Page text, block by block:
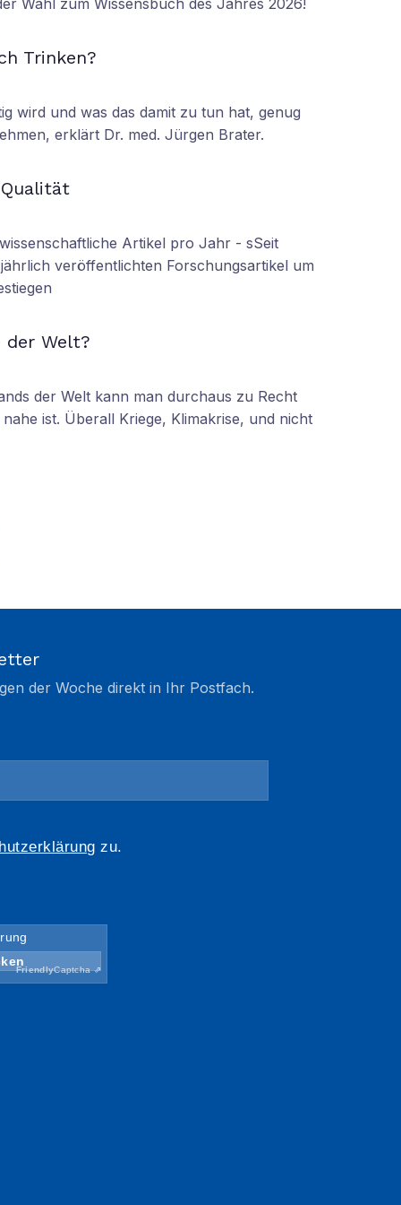
Wahl zum Wissensbuch des Jahres 2026!
Trinken?
wird und was das damit zu tun hat, genug
erklärt Dr. med. Jürgen Brater.
Artikel pro Jahr - sSeit
veröffentlichten Forschungsartikel um
der Welt?
der Welt kann man durchaus zu Recht
ist. Überall Kriege, Klimakrise, und nicht
der Woche direkt in Ihr Postfach.